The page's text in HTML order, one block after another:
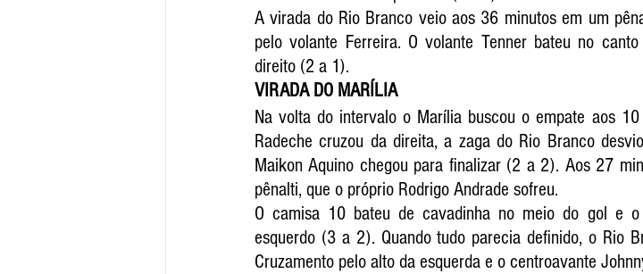
A virada do Rio Branco veio aos 36 minutos em um
pelo volante Ferreira. O volante Tenner bateu no
direito (2 a 1).
VIRADA DO MARÍLIA
Na volta do intervalo o Marília buscou o empate aos
Radeche cruzou da direita, a zaga do Rio Branco
Maikon Aquino chegou para finalizar (2 a 2). Aos 27
pênalti, que o próprio Rodrigo Andrade sofreu.
O camisa 10 bateu de cavadinha no meio do gol e
esquerdo (3 a 2). Quando tudo parecia definido, o Rio
Cruzamento pelo alto da esquerda e o centroavante